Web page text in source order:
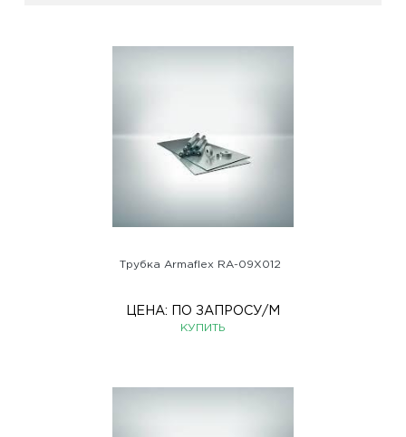
Трубка Armaflex RA-09X012
ЦЕНА: ПО ЗАПРОСУ/М
КУПИТЬ